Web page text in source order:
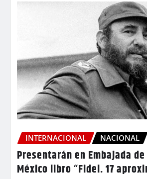
INTERNACIONAL NACIONAL
Presentarán en Embajada de
México libro “Fidel. 17